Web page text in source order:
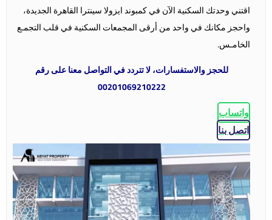
اقتني وحدتك السكنية الآن في كمبوند ايزولا سينترا القاهرة الجديدة،
واحجز مكانك في واحد من أرقى المجمعات السكنية في قلب التجمـع
الخامـس.
للحجز والاستفسارات، لا تتردد في التواصل معنا على رقم
00201069210222
واتساب
اتصل بنا